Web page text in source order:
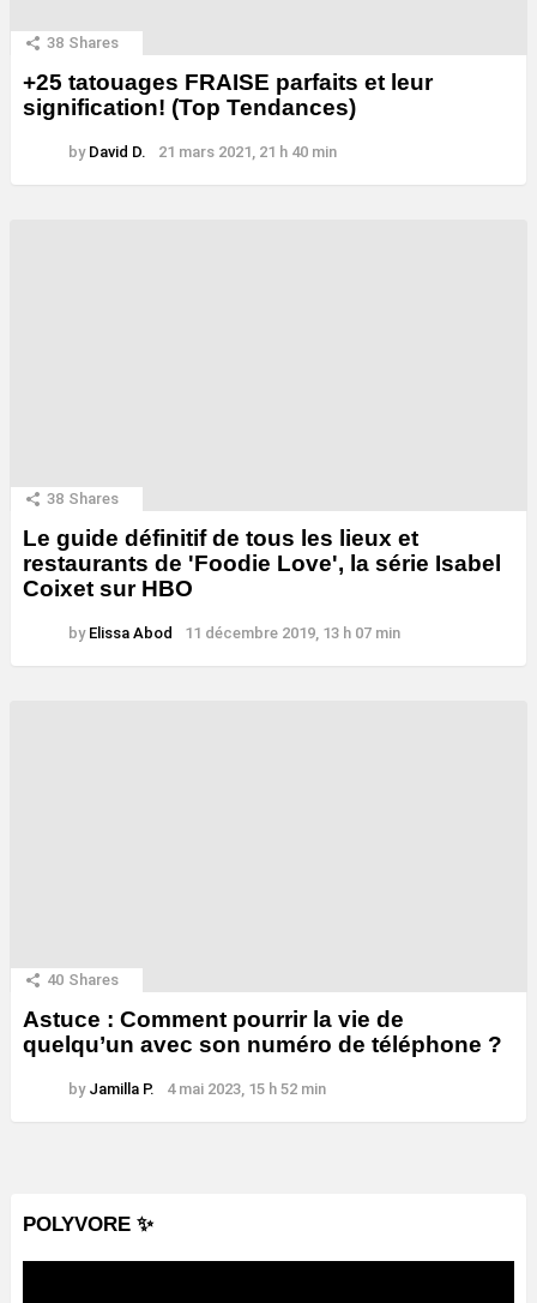
38 Shares
+25 tatouages ​​FRAISE parfaits et leur
signification! (Top Tendances)
by David D. 21 mars 2021, 21 h 40 min
38 Shares
Le guide définitif de tous les lieux et
restaurants de 'Foodie Love', la série Isabel
Coixet sur HBO
by Elissa Abod 11 décembre 2019, 13 h 07 min
40 Shares
Astuce : Comment pourrir la vie de
quelqu’un avec son numéro de téléphone ?
by Jamilla P. 4 mai 2023, 15 h 52 min
POLYVORE ✨